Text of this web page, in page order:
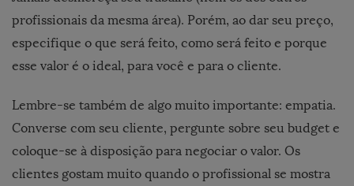
profissionais da mesma área). Porém, ao dar seu preço,
especifique o que será feito, como será feito e porque
esse valor é o ideal, para você e para o cliente.
Lembre-se também de algo muito importante: empatia.
Converse com seu cliente, pergunte sobre seu budget e
coloque-se à disposição para negociar o valor. Os
clientes gostam muito quando o profissional se mostra